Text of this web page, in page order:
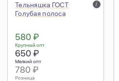
Тельняшка ГОСТ
Голубая полоса
i
580 ₽
Крупный опт
650 ₽
Мелкий опт
780 ₽
Розница